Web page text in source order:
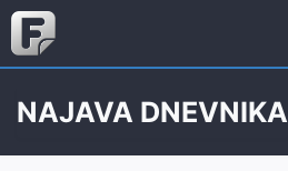
NAJAVA DNEVNIKA